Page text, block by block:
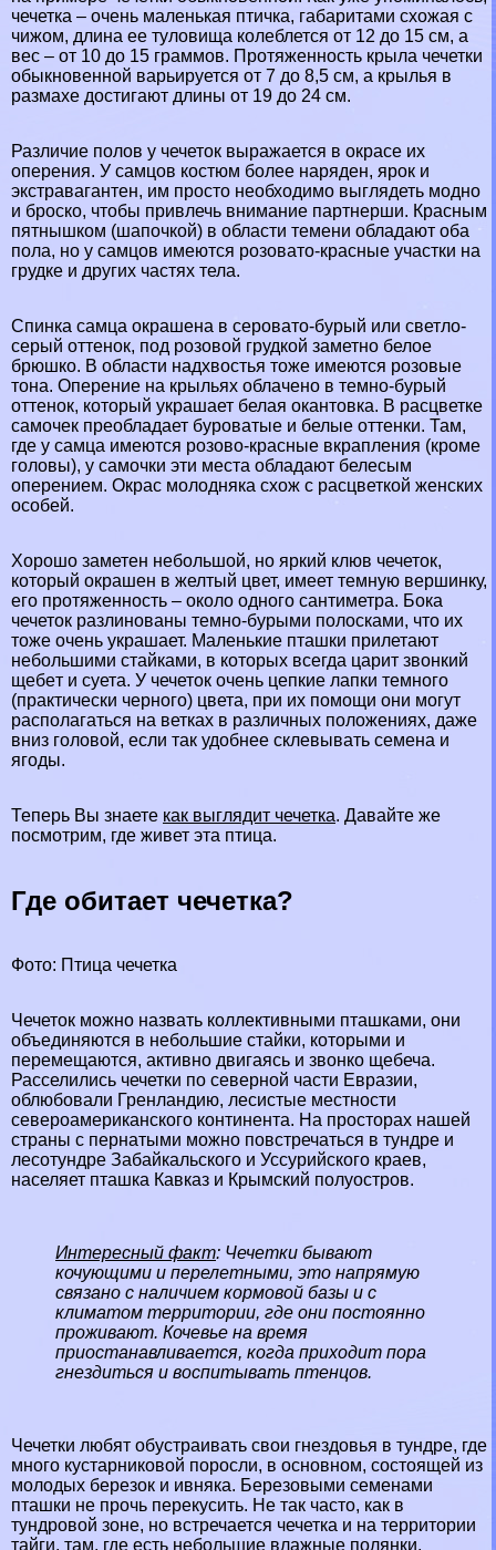
чечетка – очень маленькая птичка, габаритами схожая с
чижом, длина ее туловища колeблется от 12 до 15 см, а
вес – от 10 до 15 граммов. Протяженность крыла чечетки
обыкновенной варьируется от 7 до 8,5 см, а крылья в
размахе достигают длины от 19 до 24 см.
Различие полов у чечеток выражается в окрасе их
оперения. У самцов костюм более наряден, ярок и
экстравагантен, им просто необходимо выглядеть модно
и броско, чтобы привлечь внимание партнерши. Красным
пятнышком (шапочкой) в области темени обладают оба
пола, но у самцов имеются розовато-красные участки на
грудке и других частях тела.
Спинка самца окрашена в серовато-бурый или светло-
серый оттенок, под розовой грудкой заметно белое
брюшко. В области надхвостья тоже имеются розовые
тона. Оперение на крыльях облачено в темно-бурый
оттенок, который украшает белая окантовка. В расцветке
самочек преобладает буроватые и белые оттенки. Там,
где у самца имеются розово-красные вкрапления (кроме
головы), у самочки эти места обладают белесым
оперением. Окрас молодняка схож с расцветкой женских
особей.
Хорошо заметен небольшой, но яркий клюв чечеток,
который окрашен в желтый цвет, имеет темную вершинку,
его протяженность – около одного сантиметра. Бока
чечеток разлинованы темно-бурыми полосками, что их
тоже очень украшает. Маленькие пташки прилетают
небольшими стайками, в которых всегда царит звонкий
щeбeт и суета. У чечеток очень цепкие лапки темного
(пpaктически черного) цвета, при их помощи они могут
располагаться на ветках в различных положениях, даже
вниз головой, если так удобнее склевывать семена и
ягоды.
Теперь Вы знаете как выглядит чечетка. Давайте же
посмотрим, где живет эта птица.
Где обитает чечетка?
Фото: Птица чечетка
Чечеток можно назвать коллективными пташками, они
объединяются в небольшие стайки, которыми и
перемещаются, активно двигаясь и звонко щебеча.
Расселились чечетки по северной части Евразии,
облюбовали Гренландию, лесистые местности
североамериканского континента. На просторах нашей
страны с пернатыми можно повстречаться в тундре и
лесотундре Забайкальского и Уссурийского краев,
населяет пташка Кавказ и Крымский полуостров.
Интересный факт: Чечетки бывают
кочующими и перелетными, это напрямую
связано с наличием кормовой базы и с
климатом территории, где они постоянно
проживают. Кочевье на время
приостанавливается, когда приходит пора
гнездиться и воспитывать птенцов.
Чечетки любят обустраивать свои гнездовья в тундре, где
много кустарниковой поросли, в основном, состоящей из
молодых березок и ивняка. Березовыми семенами
пташки не прочь перекусить. Не так часто, как в
тундровой зоне, но встречается чечетка и на территории
тайги, там, где есть небольшие влажные полянки,